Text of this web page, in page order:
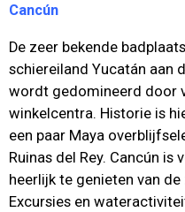
Cancún
De zeer bekende
schiereiland Yucatán aan
wordt gedomineerd door
winkelcentra. Historie is
een paar Maya
Ruinas del Rey. Cancún
heerlijk te genieten van
Excursies en